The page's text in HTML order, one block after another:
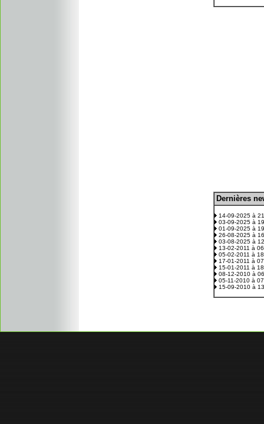
Dernières
14-09-2025 à
03-09-2025 à
01-09-2025 à
26-08-2025 à
03-08-2025 à
13-02-2011 à
05-02-2011 à
17-01-2011 à
15-01-2011 à
08-12-2010 à
05-11-2010 à
15-09-2010 à